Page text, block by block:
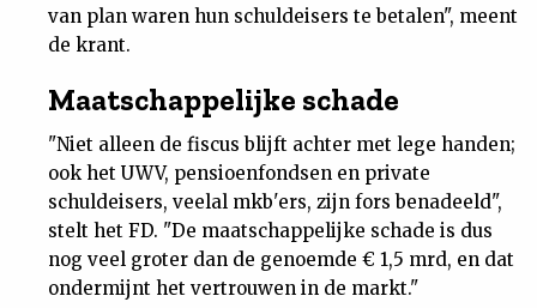
van plan waren hun schuldeisers te betalen", meent
de krant.
Maatschappelijke schade
"Niet alleen de fiscus blijft achter met lege handen;
ook het UWV, pensioenfondsen en private
schuldeisers, veelal mkb'ers, zijn fors benadeeld",
stelt het FD. "De maatschappelijke schade is dus
nog veel groter dan de genoemde € 1,5 mrd, en dat
ondermijnt het vertrouwen in de markt."